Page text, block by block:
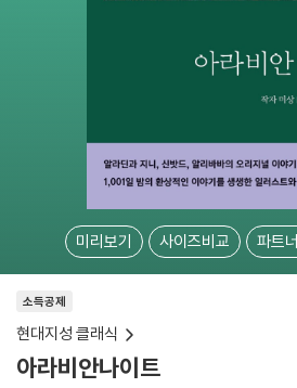
미리보기 사이즈비교 파트
소득공제
현대지성 클래식
아라비안나이트